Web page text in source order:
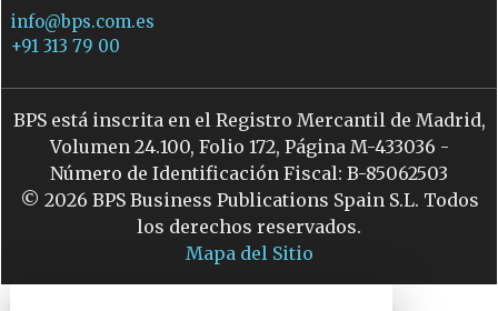
info@bps.com.es
+91 313 79 00
BPS está inscrita en el Registro Mercantil de Madrid,
Volumen 24.100, Folio 172, Página M-433036 -
Número de Identificación Fiscal: B-85062503
© 2026 BPS Business Publications Spain S.L. Todos
los derechos reservados.
Mapa del Sitio